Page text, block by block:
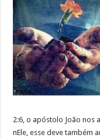
2:6, o apóstolo João nos
nEle, esse deve também